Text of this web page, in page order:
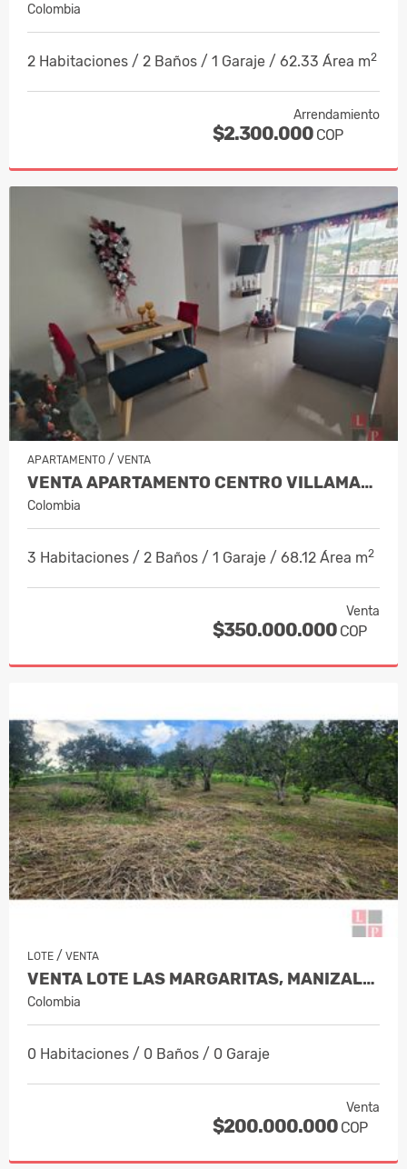
Colombia
2 Habitaciones / 2 Baños / 1 Garaje / 62.33 Área m2
Arrendamiento
$2.300.000 COP
APARTAMENTO / VENTA
VENTA APARTAMENTO CENTRO VILLAMARÍA,…
Colombia
3 Habitaciones / 2 Baños / 1 Garaje / 68.12 Área m2
Venta
$350.000.000 COP
LOTE / VENTA
VENTA LOTE LAS MARGARITAS, MANIZALES…
Colombia
0 Habitaciones / 0 Baños / 0 Garaje
Venta
$200.000.000 COP